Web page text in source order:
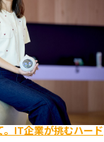
。IT企業が挑むハード